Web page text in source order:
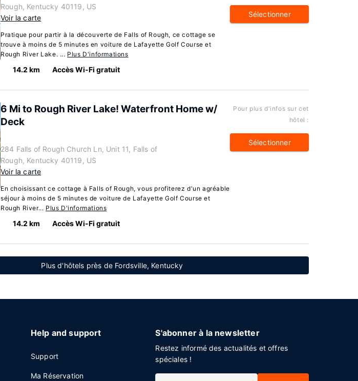
Rough, Kentucky 40119, US
Voir la carte
Pratique pour partir à la découverte de Falls of Rough, ce cottage se
trouve à moins de 5 minutes en voiture de Lafayette Golf Course et
Rough River Lake. ... Plus D'informations
14.2 km Accès Wi-Fi gratuit
Sélectionner
6 Mi to Rough River Lake! Waterfront Home w/
Deck
284 Falls of Rough Church Ln, Unit 11, Falls of
Rough, Kentucky 40119, US
Voir la carte
En choisissant ce cottage à Falls of Rough, vous profiterez d'un agréable
séjour à moins de 5 minutes de voiture de Lafayette Golf Course et
Rough River... Plus D'informations
14.2 km Accès Wi-Fi gratuit
Pour plus d'infos sur cet
hôtel :
Sélectionner
Plus d'hôtels près de Fordsville, Kentucky
Help and support
Support
Ma Réservation
S'abonner à la newsletter
Restez informé des actualités et offres
spéciales !